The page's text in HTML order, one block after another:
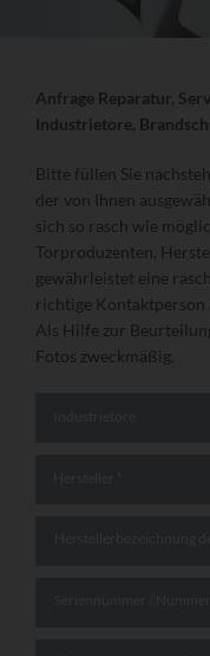
Anfrage Reparatur,
Industrietore,
Bitte füllen Sie
der von Ihnen
sich so rasch wie
Torproduzenten,
gewährleistet eine
richtige Kontaktperson
Als Hilfe zur
Fotos zweckmäßig.